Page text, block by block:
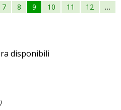
7 8 9 10 11 12
…
disponibili